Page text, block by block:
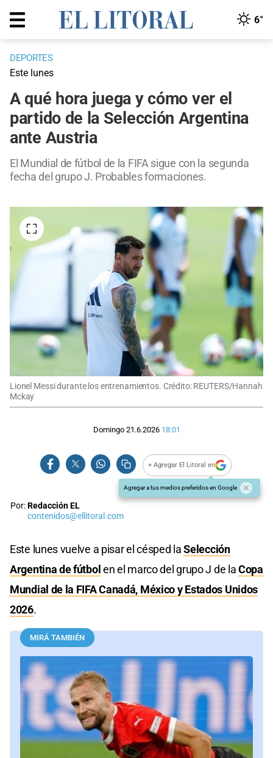
6°
DEPORTES
Este lunes
A qué hora juega y cómo ver el
partido de la Selección Argentina
ante Austria
El Mundial de fútbol de la FIFA sigue con la segunda
fecha del grupo J. Probables formaciones.
Lionel Messi durante los entrenamientos. Crédito: REUTERS/Hannah
Mckay
Domingo 21.6.2026 18:01
+ Agregar El Litoral en
Agregar a tus medios preferidos en Google
Por:Redacción EL
contenidos@ellitoral.com
Este lunes vuelve a pisar el césped laSelección
Argentina de fútbolen el marco del grupo J de laCopa
Mundial de la FIFA Canadá, México y Estados Unidos
2026.
MIRÁ TAMBIÉN